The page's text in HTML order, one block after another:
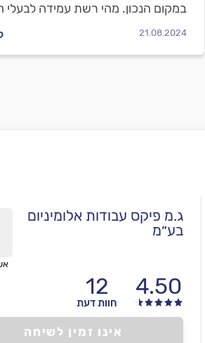
במקום הנכון. מהי רשת עמידה לבעלי
מה היתרונות והחסרונות שלה ומה חשוב
21.08.2024
ג.מ פיקס עבודות אלומיניום
בע״מ
4.50
12
חוות דעת
אינו זמין לשיחה